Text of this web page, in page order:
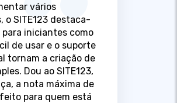
vários
o SITE123 destaca-
para iniciantes como
de usar e o suporte
tornam a criação de
Dou ao SITE123,
a nota máxima de
para quem está